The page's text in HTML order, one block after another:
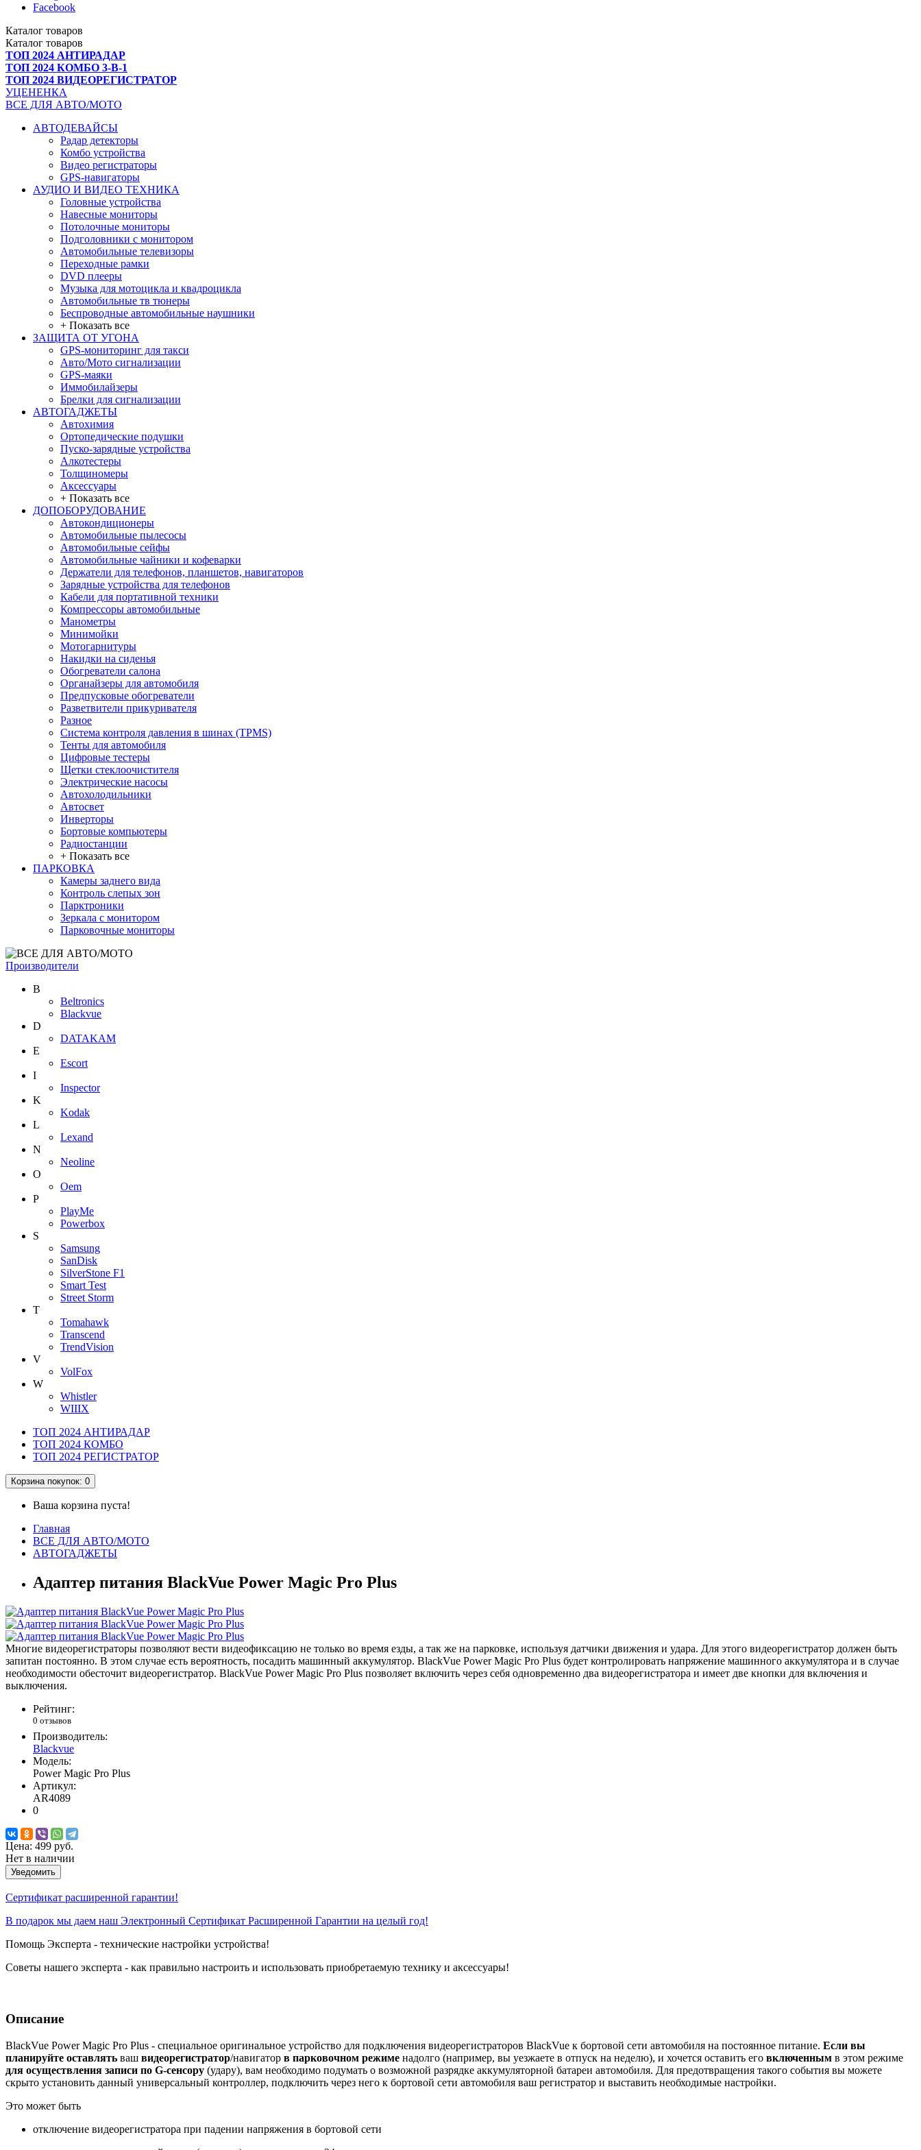
Facebook
Каталог товаров
Каталог товаров
ТОП 2024 АНТИРАДАР
ТОП 2024 КОМБО 3-В-1
ТОП 2024 ВИДЕОРЕГИСТРАТОР
УЦЕНЕНКА
ВСЕ ДЛЯ АВТО/МОТО
АВТОДЕВАЙСЫ
Радар детекторы
Комбо устройства
Видео регистраторы
GPS-навигаторы
АУДИО И ВИДЕО ТЕХНИКА
Головные устройства
Навесные мониторы
Потолочные мониторы
Подголовники с монитором
Автомобильные телевизоры
Переходные рамки
DVD плееры
Музыка для мотоцикла и квадроцикла
Автомобильные тв тюнеры
Беспроводные автомобильные наушники
+ Показать все
ЗАЩИТА ОТ УГОНА
GPS-мониторинг для такси
Авто/Мото сигнализации
GPS-маяки
Иммобилайзеры
Брелки для сигнализации
АВТОГАДЖЕТЫ
Автохимия
Ортопедические подушки
Пуско-зарядные устройства
Алкотестеры
Толщиномеры
Аксессуары
+ Показать все
ДОПОБОРУДОВАНИЕ
Автокондиционеры
Автомобильные пылесосы
Автомобильные сейфы
Автомобильные чайники и кофеварки
Держатели для телефонов, планшетов, навигаторов
Зарядные устройства для телефонов
Кабели для портативной техники
Компрессоры автомобильные
Манометры
Минимойки
Мотогарнитуры
Накидки на сиденья
Обогреватели салона
Органайзеры для автомобиля
Предпусковые обогреватели
Разветвители прикуривателя
Разное
Система контроля давления в шинах (TPMS)
Тенты для автомобиля
Цифровые тестеры
Щетки стеклоочистителя
Электрические насосы
Автохолодильники
Автосвет
Инверторы
Бортовые компьютеры
Радиостанции
+ Показать все
ПАРКОВКА
Камеры заднего вида
Контроль слепых зон
Парктроники
Зеркала с монитором
Парковочные мониторы
Производители
B
Beltronics
Blackvue
D
DATAKAM
E
Escort
I
Inspector
K
Kodak
L
Lexand
N
Neoline
O
Oem
P
PlayMe
Powerbox
S
Samsung
SanDisk
SilverStone F1
Smart Test
Street Storm
T
Tomahawk
Transcend
TrendVision
V
VolFox
W
Whistler
WIIIX
ТОП 2024 АНТИРАДАР
ТОП 2024 КОМБО
ТОП 2024 РЕГИСТРАТОР
Корзинапокупок: 0
Ваша корзина пуста!
Главная
ВСЕ ДЛЯ АВТО/МОТО
АВТОГАДЖЕТЫ
Адаптер питания BlackVue Power Magic Pro Plus
Многие видеорегистраторы позволяют вести видеофиксацию не только во время езды, а так же на парковке, используя датчики движения и удара. Для этого видеорегистратор должен быть
запитан постоянно. В этом случае есть вероятность, посадить машинный аккумулятор. BlackVue Power Magic Pro Plus будет контролировать напряжение машинного аккумулятора и в случае
необходимости обесточит видеорегистратор. BlackVue Power Magic Pro Plus позволяет включить через себя одновременно два видеорегистратора и имеет две кнопки для включения и
выключения.
Рейтинг:
0 отзывов
Производитель:
Blackvue
Модель:
Power Magic Pro Plus
Артикул:
AR4089
0
Цена: 499 руб.
Нет в наличии
Уведомить
Сертификат расширенной гарантии!
В подарок мы даем наш Электронный Сертификат Расширенной Гарантии на целый год!
Помощь Эксперта - технические настройки устройства!
Советы нашего эксперта - как правильно настроить и использовать приобретаемую технику и аксессуары!
Описание
BlackVue Power Magic Pro Plus - специальное оригинальное устройство для подключения видеорегистраторов BlackVue к бортовой сети автомобиля на постоянное питание. Если вы
планируйте оставлять ваш видеорегистратор/навигатор в парковочном режиме надолго (например, вы уезжаете в отпуск на неделю), и хочется оставить его включенным в этом режиме
для осуществления записи по G-сенсору (удару), вам необходимо подумать о возможной разрядке аккумуляторной батареи автомобиля. Для предотвращения такого события вы можете
скрыто установить данный универсальный контроллер, подключить через него к бортовой сети автомобиля ваш регистратор и выставить необходимые настройки.
Это может быть
отключение видеорегистратора при падении напряжения в бортовой сети